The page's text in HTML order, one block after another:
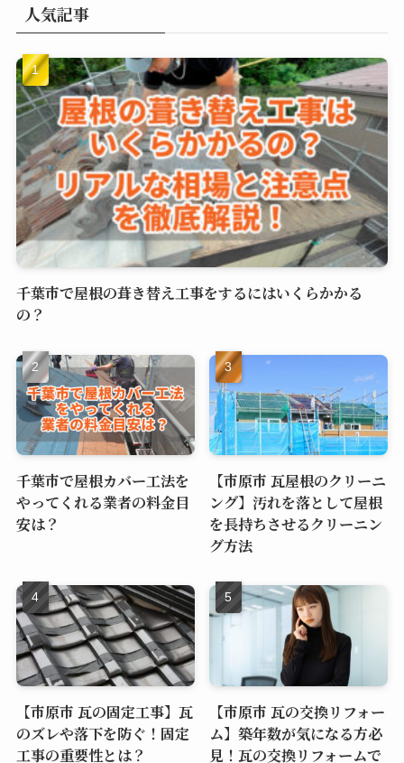
人気記事
千葉市で屋根の葺き替え工事をするにはいくらかかる
の？
千葉市で屋根カバー工法を
やってくれる業者の料金目
安は？
【市原市 瓦屋根のクリーニ
ング】汚れを落として屋根
を長持ちさせるクリーニン
グ方法
【市原市 瓦の固定工事】瓦
のズレや落下を防ぐ！固定
工事の重要性とは？
【市原市 瓦の交換リフォー
ム】築年数が気になる方必
見！瓦の交換リフォームで